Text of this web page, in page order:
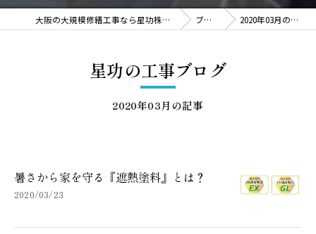
大阪の大規模修繕工事なら星功株式会社 ブログ 2020年03月の記事
星功の工事ブログ
2020年03月の記事
暑さから家を守る『遮熱塗料』とは？
2020/03/23